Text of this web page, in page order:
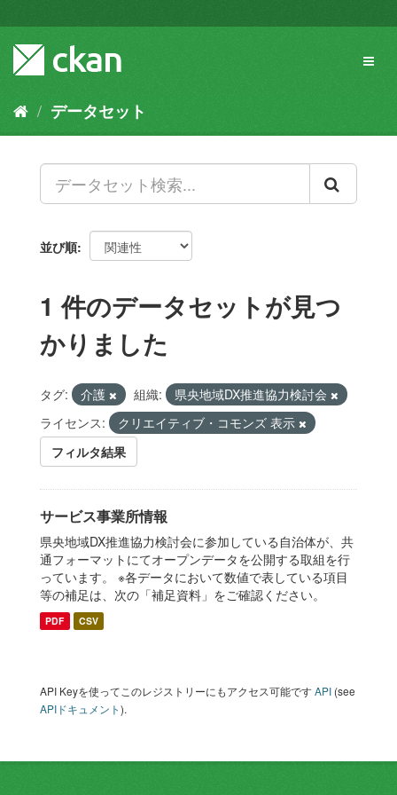
キ
容
データセット
並び順
1 件のデータセットが見つ
かりました
タグ: 介護 組織:
県央地域DX推進協力検討会
ライセンス:
クリエイティブ・コモンズ 表示
フィルタ結果
サービス事業所情報
県央地域DX推進協力検討会に参加している自治体が、共
通フォーマットにてオープンデータを公開する取組を行
っています。 ※各データにおいて数値で表している項目
等の補足は、次の「補足資料」をご確認ください。
PDF CSV
API Keyを使ってこのレジストリーにもアクセス可能ですAPI (see
APIドキュメント).